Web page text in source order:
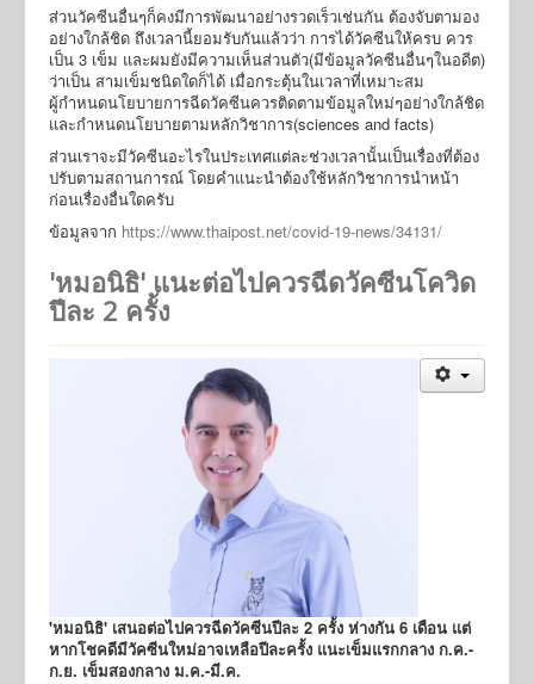
ส่วนวัคซีนอื่นๆก็คงมีการพัฒนาอย่างรวดเร็วเช่นกัน ต้องจับตามอง
อย่างใกล้ชิด ถึงเวลานี้ยอมรับกันแล้วว่า การได้วัคซีนให้ครบ ควร
เป็น 3 เข็ม และผมยังมีความเห็นส่วนตัว(มีข้อมูลวัคซีนอื่นๆในอดีต)
ว่าเป็น สามเข็มชนิดใดก็ได้ เมื่อกระตุ้นในเวลาที่เหมาะสม
ผู้กำหนดนโยบายการฉีดวัคซีนควรติดตามข้อมูลใหม่ๆอย่างใกล้ชิด
และกำหนดนโยบายตามหลักวิชาการ(sciences and facts)
ส่วนเราจะมีวัคซีนอะไรในประเทศแต่ละช่วงเวลานั้นเป็นเรื่องที่ต้อง
ปรับตามสถานการณ์ โดยคำแนะนำต้องใช้หลักวิชาการนำหน้า
ก่อนเรื่องอื่นใดครับ
ข้อมูลจาก https://www.thaipost.net/covid-19-news/34131/
'หมอนิธิ' แนะต่อไปควรฉีดวัคซีนโควิด
ปีละ 2 ครั้ง
'หมอนิธิ' เสนอต่อไปควรฉีดวัคซีนปีละ 2 ครั้ง ห่างกัน 6 เดือน แต่
หากโชคดีมีวัคซีนใหม่อาจเหลือปีละครั้ง แนะเข็มแรกกลาง ก.ค.-
ก.ย. เข็มสองกลาง ม.ค.-มี.ค.